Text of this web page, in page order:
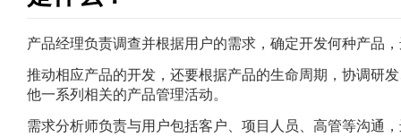
产品经理负责调查并根据用户的需求，确定开发何种产品
推动相应产品的开发，还要根据产品的生命周期，协调研
他一系列相关的产品管理活动。
需求分析师负责与用户包括客户、项目人员、高管等沟通